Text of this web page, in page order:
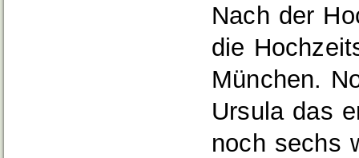
Nach der
die
München.
Ursula das
noch sechs